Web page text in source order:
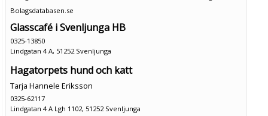
Bolagsdatabasen.se
Glasscafé i Svenljunga HB
0325-13850
Lindgatan 4 A, 51252 Svenljunga
Hagatorpets hund och katt
Tarja Hannele Eriksson
0325-62117
Lindgatan 4 A Lgh 1102, 51252 Svenljunga